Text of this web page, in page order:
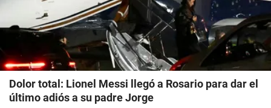
Dolor total: Lionel Messi llegó a Rosario para dar el
último adiós a su padre Jorge